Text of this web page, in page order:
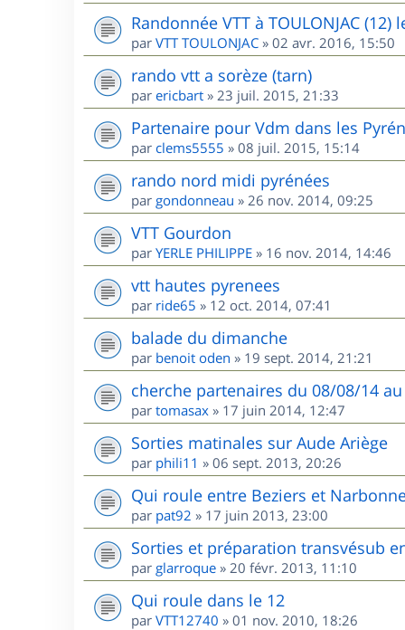
Randonnée VTT à TOULONJAC (12)
par VTT TOULONJAC » 02 avr. 2016, 15:50
rando vtt a sorèze (tarn)
par ericbart » 23 juil. 2015, 21:33
Partenaire pour Vdm dans les
par clems5555 » 08 juil. 2015, 15:14
rando nord midi pyrénées
par gondonneau » 26 nov. 2014, 09:25
VTT Gourdon
par YERLE PHILIPPE » 16 nov. 2014, 14:46
vtt hautes pyrenees
par ride65 » 12 oct. 2014, 07:41
balade du dimanche
par benoit oden » 19 sept. 2014, 21:21
cherche partenaires du 08/08/14
par tomasax » 17 juin 2014, 12:47
Sorties matinales sur Aude Ariège
par phili11 » 06 sept. 2013, 20:26
Qui roule entre Beziers et
par pat92 » 17 juin 2013, 23:00
Sorties et préparation transvésub
par glarroque » 20 févr. 2013, 11:10
Qui roule dans le 12
par VTT12740 » 01 nov. 2010, 18:26